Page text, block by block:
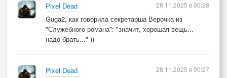
Pixel Dead
Guga2, как говорила секретарша Верочка из
"Служебного романа": "значит, хорошая вещь...
надо брать..." ))
28.11.2025 в 00:28
Pixel Dead
28.11.2025 в 00:27